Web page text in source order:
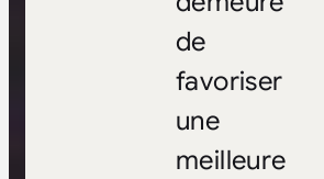
de
favoriser
une
meilleure